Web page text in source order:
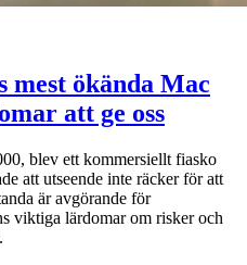
mest ökända Mac
att ge oss
blev ett kommersiellt fiasko
att utseende inte räcker för att
är avgörande för
viktiga lärdomar om risker och